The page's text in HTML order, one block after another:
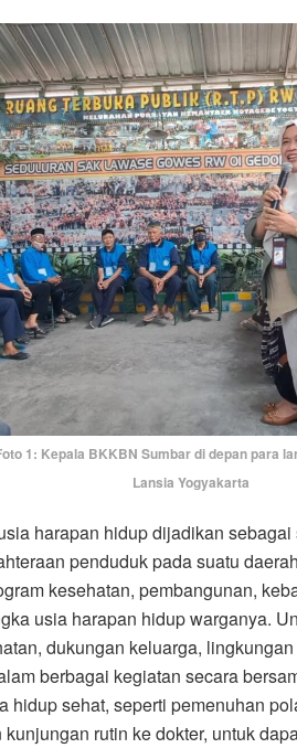
1: Kepala BKKBN Sumbar di depan para
Lansia Yogyakarta
harapan hidup dijadikan
penduduk pada suatu
kesehatan, pembangunan,
usia harapan hidup warganya.
dukungan keluarga,
berbagai kegiatan secara
hidup sehat, seperti pemenuhan
rutin ke dokter, untuk